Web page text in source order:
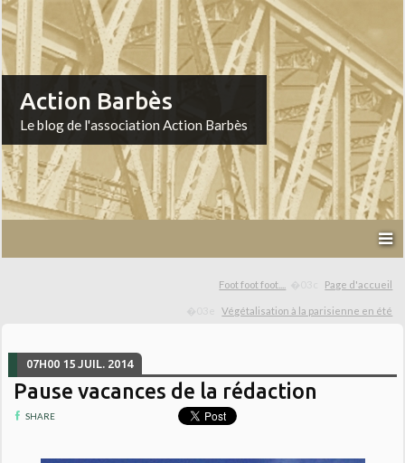
Action Barbès
Le blog de l'association Action Barbès
Foot foot foot.... Page d'accueil
Végétalisation à la parisienne en été
07H00 15 JUIL. 2014
Pause vacances de la rédaction
SHARE